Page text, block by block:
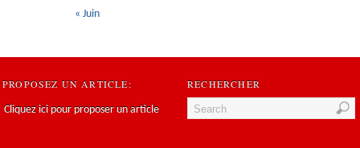
« Juin
PROPOSEZ UN ARTICLE:
Cliquez ici pour proposer un article
RECHERCHER